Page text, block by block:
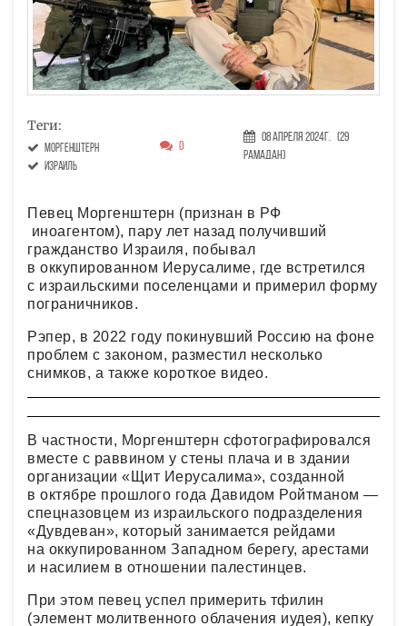
Теги:
Моргенштерн
Израиль
0
08 Апреля 2024г. (29
Рамадан)
Певец Моргенштерн (признан в РФ
иноагентом), пару лет назад получивший
гражданство Израиля, побывал
в оккупированном Иерусалиме, где встретился
с израильскими поселенцами и примерил форму
пограничников.
Рэпер, в 2022 году покинувший Россию на фоне
проблем с законом, разместил несколько
снимков, а также короткое видео.
В частности, Моргенштерн сфотографировался
вместе с раввином у стены плача и в здании
организации «Щит Иерусалима», созданной
в октябре прошлого года Давидом Ройтманом —
спецназовцем из израильского подразделения
«Дувдеван», который занимается рейдами
на оккупированном Западном берегу, арестами
и насилием в отношении палестинцев.
При этом певец успел примерить тфилин
(элемент молитвенного облачения иудея), кепку